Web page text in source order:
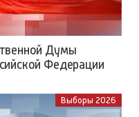
Думы
Федерации
Выборы 2026